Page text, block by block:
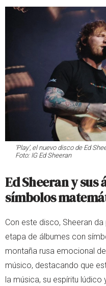
‘Play’, el nuevo disco de Ed
Foto: IG Ed Sheeran
Ed Sheeran y sus
símbolos
Con este disco, Sheeran
etapa de álbumes con
montaña rusa emocional
músico, destacando que
la música, su espíritu